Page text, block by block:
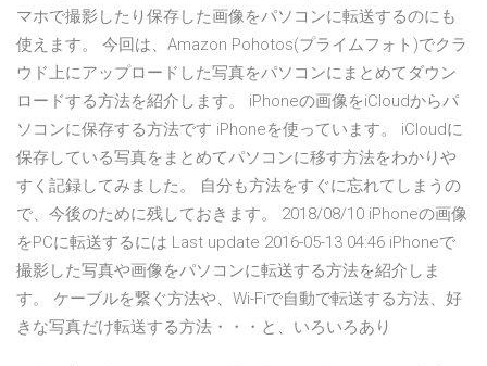
マホで撮影したり保存した画像をパソコンに転送するのにも
使えます。 今回は、Amazon Pohotos(プライムフォト)でクラ
ウド上にアップロードした写真をパソコンにまとめてダウン
ロードする方法を紹介します。 iPhoneの画像をiCloudからパ
ソコンに保存する方法です iPhoneを使っています。 iCloudに
保存している写真をまとめてパソコンに移す方法をわかりや
すく記録してみました。 自分も方法をすぐに忘れてしまうの
で、今後のために残しておきます。 2018/08/10 iPhoneの画像
をPCに転送するには Last update 2016-05-13 04:46 iPhoneで
撮影した写真や画像をパソコンに転送する方法を紹介しま
す。 ケーブルを繋ぐ方法や、Wi-Fiで自動で転送する方法、好
きな写真だけ転送する方法・・・と、いろいろあり